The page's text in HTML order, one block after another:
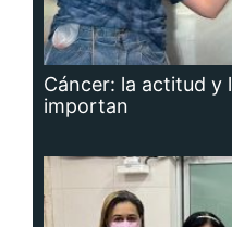
Cáncer: la actitud y
importan